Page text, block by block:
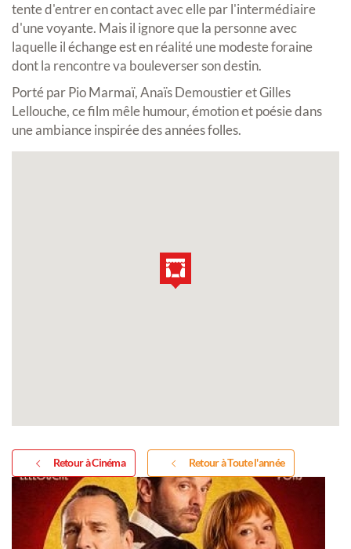
tente d'entrer en contact avec elle par l'intermédiaire
d'une voyante. Mais il ignore que la personne avec
laquelle il échange est en réalité une modeste foraine
dont la rencontre va bouleverser son destin.
Porté par Pio Marmaï, Anaïs Demoustier et Gilles
Lellouche, ce film mêle humour, émotion et poésie dans
une ambiance inspirée des années folles.
Retour à Cinéma Retour à Toute l'année